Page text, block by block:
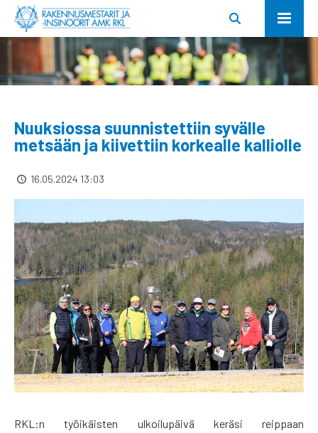
Nuuksiossa suunnistettiin syvälle
metsään ja kiivettiin korkealle kalliolle
16.05.2024 13:03
RKL:n työikäisten ulkoilupäivä keräsi reippaan